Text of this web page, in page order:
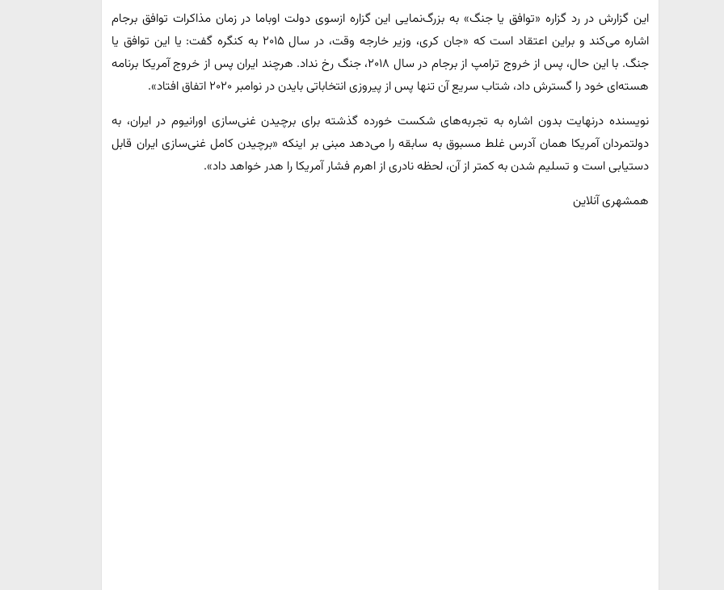
این گزارش در رد گزاره «توافق یا جنگ» به بزرگ‌نمایی این گزاره ازسوی دولت اوباما در زمان مذاکرات توافق برجام
اشاره می‌کند و براین اعتقاد است که «جان کری، وزیر خارجه وقت، در سال ۲۰۱۵ به کنگره گفت: یا این توافق یا
جنگ. با این حال، پس از خروج ترامپ از برجام در سال ۲۰۱۸، جنگ رخ نداد. هرچند ایران پس از خروج آمریکا برنامه
هسته‌ای خود را گسترش داد، شتاب سریع آن تنها پس از پیروزی انتخاباتی بایدن در نوامبر ۲۰۲۰ اتفاق افتاد».
نویسنده درنهایت بدون اشاره به تجربه‌های شکست خورده گذشته برای برچیدن غنی‌سازی اورانیوم در ایران، به
دولتمردان آمریکا همان آدرس غلط مسبوق به سابقه را می‌دهد مبنی بر اینکه «برچیدن کامل غنی‌سازی ایران قابل
دستیابی است و تسلیم شدن به کمتر از آن، لحظه نادری از اهرم فشار آمریکا را هدر خواهد داد».
همشهری آنلاین